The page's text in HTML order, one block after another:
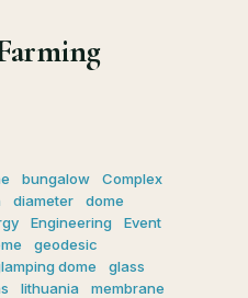
bungalow
Complex
diameter
dome
Engineering
Event
geodesic
dome
glass
lithuania
membrane